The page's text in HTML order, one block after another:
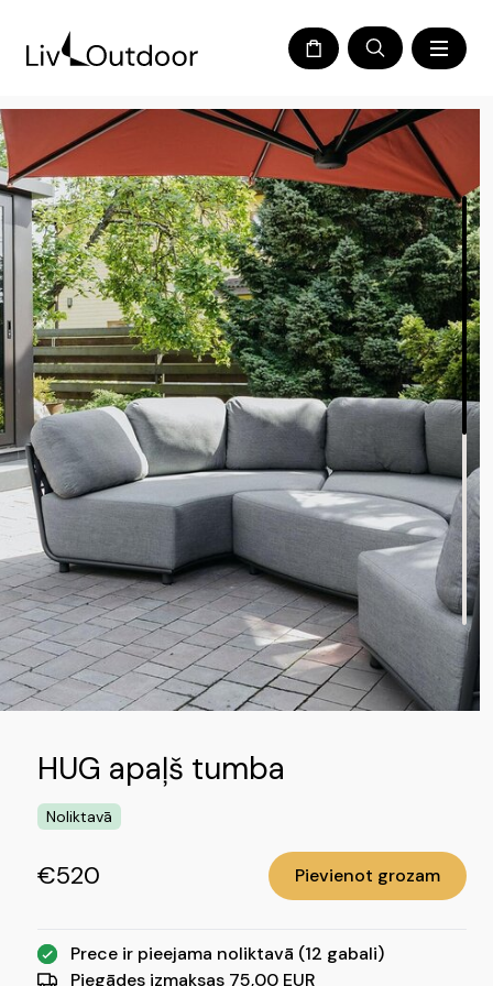
HUG apaļš tumba
Noliktavā
€520 Pievienot grozam
Prece ir pieejama noliktavā (12 gabali)
Piegādes izmaksas 75,00 EUR